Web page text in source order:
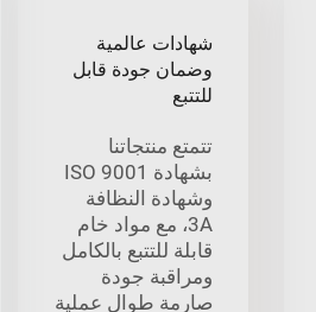
شهادات عالمية
وضمان جودة قابل
للتتبع
تتمتع منتجاتنا
بشهادة ISO 9001
وشهادة النظافة
3A، مع مواد خام
قابلة للتتبع بالكامل
ومراقبة جودة
صارمة طوال عملية